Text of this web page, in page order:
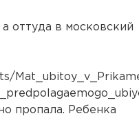
оттуда в московский
пропала. Ребенка